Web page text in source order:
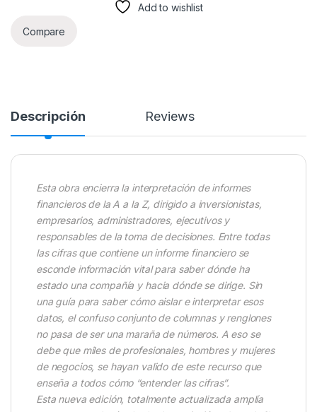
Add to wishlist
Compare
Descripción Reviews
Esta obra encierra la interpretación de informes
financieros de la A a la Z, dirigido a inversionistas,
empresarios, administradores, ejecutivos y
responsables de la toma de decisiones. Entre todas
las cifras que contiene un informe financiero se
esconde información vital para saber dónde ha
estado una compañía y hacia dónde se dirige. Sin
una guía para saber cómo aislar e interpretar esos
datos, el confuso conjunto de columnas y renglones
no pasa de ser una maraña de números. A eso se
debe que miles de profesionales, hombres y mujeres
de negocios, se hayan valido de este recurso que
enseña a todos cómo “entender las cifras”.
Esta nueva edición, totalmente actualizada amplía